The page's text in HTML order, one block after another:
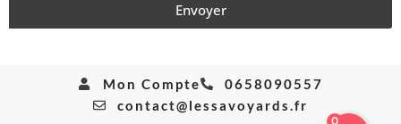
Envoyer
Mon Compte
0658090557
contact@lessavoyards.fr
0